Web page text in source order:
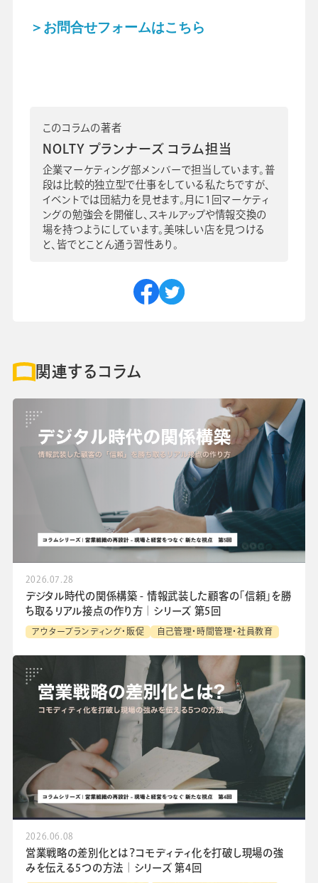
＞お問合せフォームはこちら
このコラムの著者
NOLTY プランナーズ コラム担当
企業マーケティング部メンバーで担当しています。普
段は比較的独立型で仕事をしている私たちですが、
イベントでは団結力を見せます。月に1回マーケティ
ングの勉強会を開催し、スキルアップや情報交換の
場を持つようにしています。美味しい店を見つける
と、皆でとことん通う習性あり。
関連するコラム
2026.07.28
デジタル時代の関係構築 - 情報武装した顧客の「信頼」を勝
ち取るリアル接点の作り方│シリーズ 第5回
アウターブランディング・販促 自己管理・時間管理・社員教育
2026.06.08
営業戦略の差別化とは？コモディティ化を打破し現場の強
みを伝える5つの方法│シリーズ 第4回